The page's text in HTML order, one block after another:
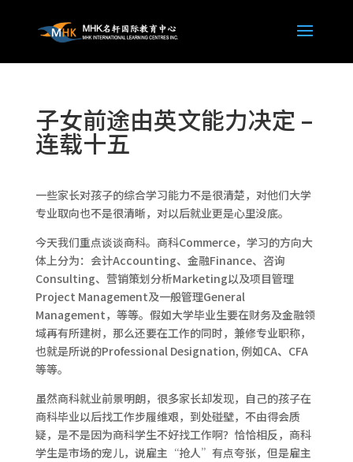
子女前途由英文能力决定 –
连载十五
一些家长对孩子的综合学习能力不是很清楚，对他们大学
专业取向也不是很清晰，对以后就业更是心里没底。
今天我们重点谈谈商科。商科Commerce，学习的方向大
体上分为：会计Accounting、金融Finance、咨询
Consulting、营销策划分析Marketing以及项目管理
Project Management及一般管理General
Management，等等。假如大学毕业生要在财务及金融领
域再有所建树，那么还要在工作的同时，兼修专业职称，
也就是所说的Professional Designation, 例如CA、CFA
等等。
虽然商科就业前景明朗，很多家长却发现，自己的孩子在
商科毕业以后找工作步履维艰，到处碰壁，不由得会质
疑，是不是因为商科学生不好找工作啊？恰恰相反，商科
学生是市场的宠儿，说雇主“抢人”有点夸张，但是雇主